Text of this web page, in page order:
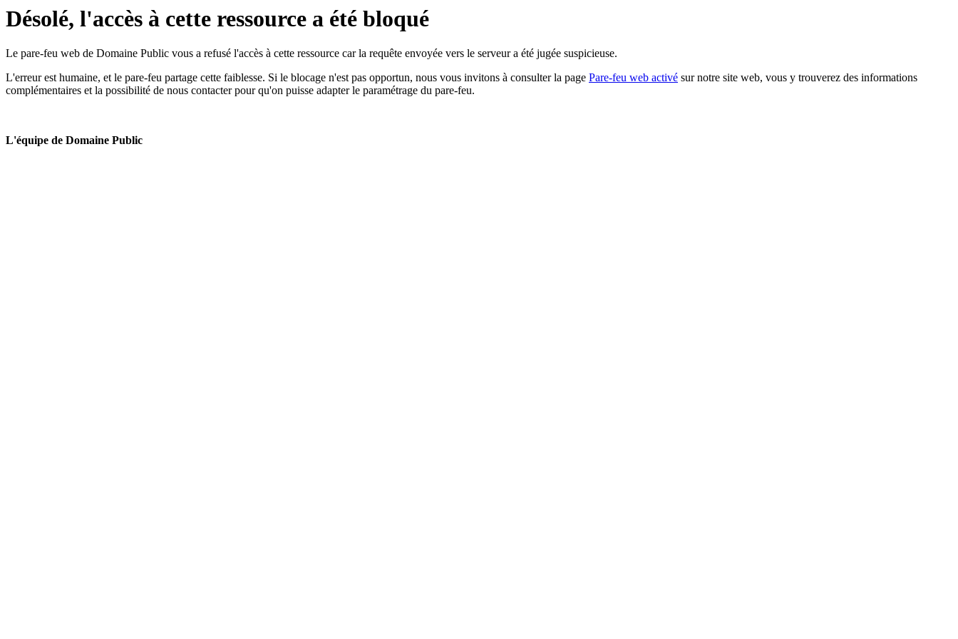
Désolé, l'accès à cette ressource a été bloqué
Le pare-feu web de Domaine Public vous a refusé l'accès à cette ressource car la requête envoyée vers le serveur a été jugée suspicieuse.
L'erreur est humaine, et le pare-feu partage cette faiblesse. Si le blocage n'est pas opportun, nous vous invitons à consulter la page Pare-feu web activé sur notre site web, vous y trouverez des informations
complémentaires et la possibilité de nous contacter pour qu'on puisse adapter le paramétrage du pare-feu.
L'équipe de Domaine Public